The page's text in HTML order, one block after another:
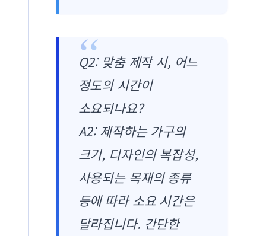
Q2: 맞춤 제작 시, 어느
정도의 시간이
소요되나요?
A2: 제작하는 가구의
크기, 디자인의 복잡성,
사용되는 목재의 종류
등에 따라 소요 시간은
달라집니다. 간단한